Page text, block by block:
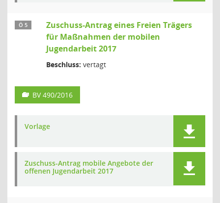
Ö 5
Zuschuss-Antrag eines Freien Trägers
für Maßnahmen der mobilen
Jugendarbeit 2017
Beschluss: vertagt
BV 490/2016
Vorlage
Zuschuss-Antrag mobile Angebote der
offenen Jugendarbeit 2017